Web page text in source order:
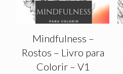
Mindfulness –
Rostos – Livro para
Colorir – V1